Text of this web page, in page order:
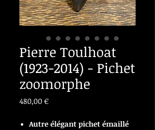
Pierre Toulhoat
(1923-2014) - Pichet
zoomorphe
480,00 €Prix
Autre élégant pichet émaillé